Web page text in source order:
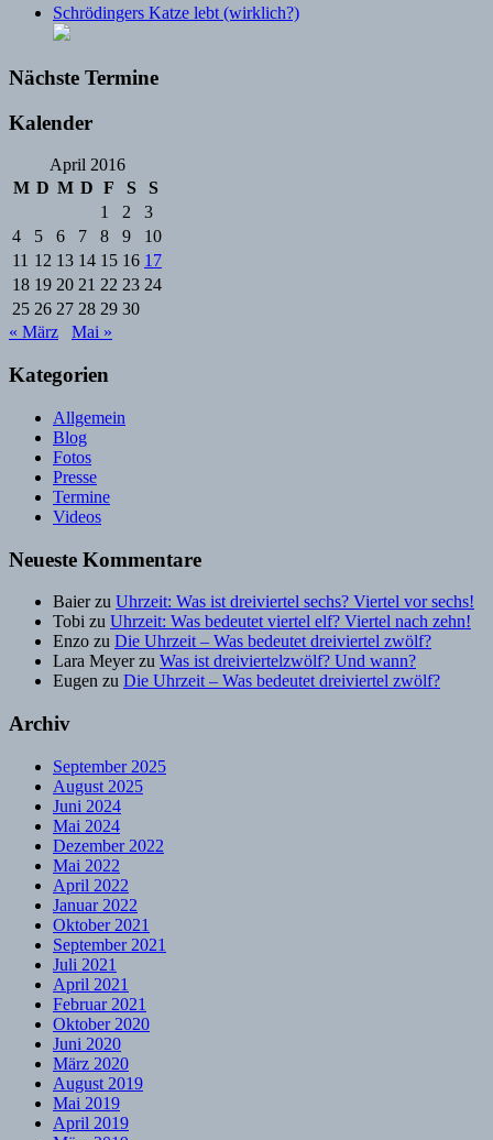
Schrödingers Katze lebt (wirklich?)
Nächste Termine
Kalender
April 2016
M D M D F S
S
1
2
3
4
5 6 7 8 9
10
11 12 13 14 15 16 17
18 19 20 21 22 23 24
25 26 27 28 29 30
« März
Mai »
Kategorien
Allgemein
Blog
Fotos
Presse
Termine
Videos
Neueste Kommentare
Baierzu Uhrzeit: Was ist dreiviertel sechs? Viertel vor sechs!
Tobi zu Uhrzeit: Was bedeutet viertel elf? Viertel nach zehn!
Enzo zu Die Uhrzeit – Was bedeutet dreiviertel zwölf?
Lara Meyerzu Was ist dreiviertelzwölf? Und wann?
Eugen zu Die Uhrzeit – Was bedeutet dreiviertel zwölf?
Archiv
September 2025
August 2025
Juni 2024
Mai 2024
Dezember 2022
Mai 2022
April 2022
Januar 2022
Oktober 2021
September 2021
Juli 2021
April 2021
Februar 2021
Oktober 2020
Juni 2020
März 2020
August 2019
Mai 2019
April 2019